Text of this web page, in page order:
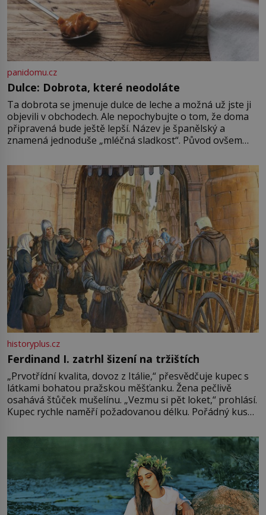
panidomu.cz
Dulce: Dobrota, které neodoláte
Ta dobrota se jmenuje dulce de leche a možná už jste ji
objevili v obchodech. Ale nepochybujte o tom, že doma
připravená bude ještě lepší. Název je španělský a
znamená jednoduše „mléčná sladkost“. Původ ovšem
pře hned několik latinskoamerických zemí a k tomu
Francie, kde se traduje,
historyplus.cz
Ferdinand I. zatrhl šizení na tržištích
„Prvotřídní kvalita, dovoz z Itálie,“ přesvědčuje kupec s
látkami bohatou pražskou měšťanku. Žena pečlivě
osahává štůček mušelínu. „Vezmu si pět loket,“ prohlásí.
Kupec rychle naměří požadovanou délku. Pořádný kus
milostpaní. Stačí jenom na sukni,“ zhodnotí švadlena
množství růžového mušelínu. „Ošidili vás, podívejte.“